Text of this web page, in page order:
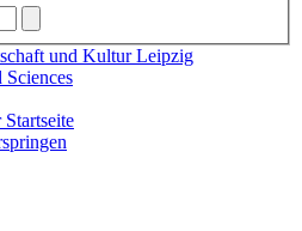
und Kultur Leipzig